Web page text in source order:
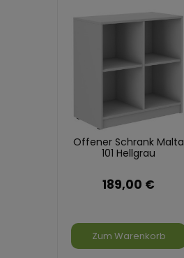
Offener Schrank Malta
101 Hellgrau
189,00 €
Zum Warenkorb